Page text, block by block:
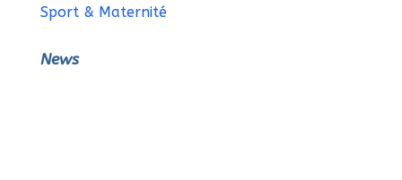
Sport & Maternité
News